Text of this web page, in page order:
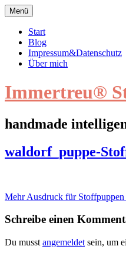
Zum
Inhalt
springen
Menü
Start
Blog
Impressum&Datenschutz
Über mich
Immertreu®
handmade
waldorf_puppe-
waldorf_puppe-
Beitragsnavigation
Mehr Ausdruck für Stoffpuppen
Schreibe einen
Du musst angemeldet sein, um